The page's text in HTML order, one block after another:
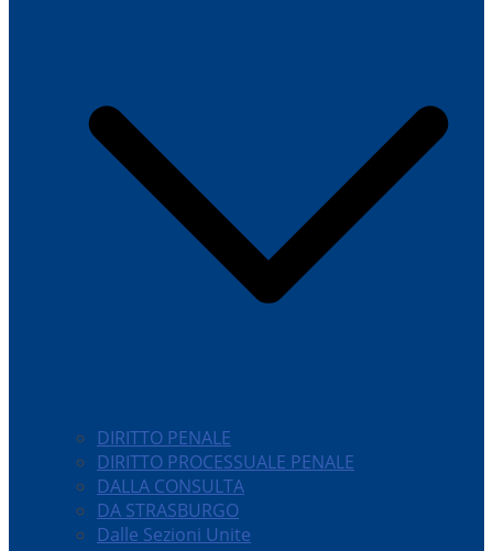
DIRITTO PENALE
DIRITTO PROCESSUALE PENALE
DALLA CONSULTA
DA STRASBURGO
Dalle Sezioni Unite